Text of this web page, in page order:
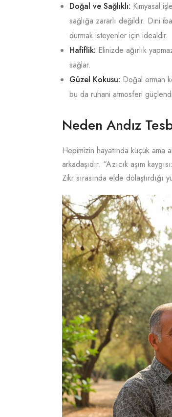
Doğal ve Sağlıklı: Kimyasal
sağlığa zararlı değildir. Dini
durmak isteyenler için idealdir.
Hafiflik: Elinizde ağırlık
sağlar.
Güzel Kokusu: Doğal orman
bu da ruhani atmosferi
Neden Andız
Hepimizin hayatında küçük ama
arkadaşıdır. “Azıcık aşım
Zikr sırasında elde